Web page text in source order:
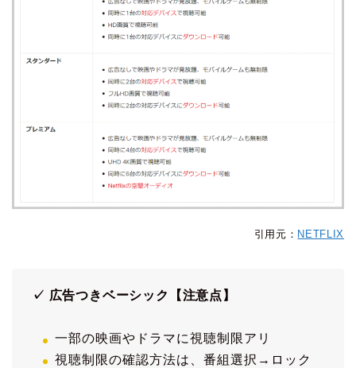
引用元： NETFLIX
✓ 広告つきベーシック【注意点】
一部の映画やドラマに視聴制限アリ
視聴制限の確認方法は、番組選択→ロック